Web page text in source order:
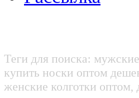
Теги для поиска:
купить носки оптом
женские колготки